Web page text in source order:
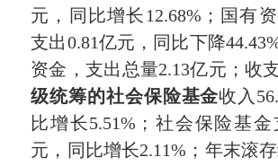
元，同比增长12.68%；国有
支出0.81亿元，同比下降
资金，支出总量2.13亿元；收
级统筹的社会保险基金收入
比增长5.51%；社会保险基金
元，同比增长2.11%；年末滚